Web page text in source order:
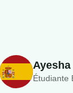
Ayesha
Étudiante